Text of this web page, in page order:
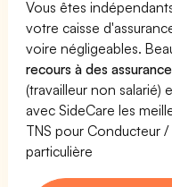
Vous êtes
votre caisse
voire négligeables.
recours à des
(travailleur non salarié)
avec SideCare les
TNS pour Conducteur
particulière